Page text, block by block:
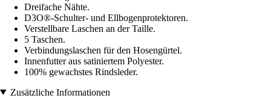
Dreifache Nähte.
D3O®-Schulter- und Ellbogenprotektoren.
Verstellbare Laschen an der Taille.
5 Taschen.
Verbindungslaschen für den Hosengürtel.
Innenfutter aus satiniertem Polyester.
100% gewachstes Rindsleder.
Zusätzliche Informationen